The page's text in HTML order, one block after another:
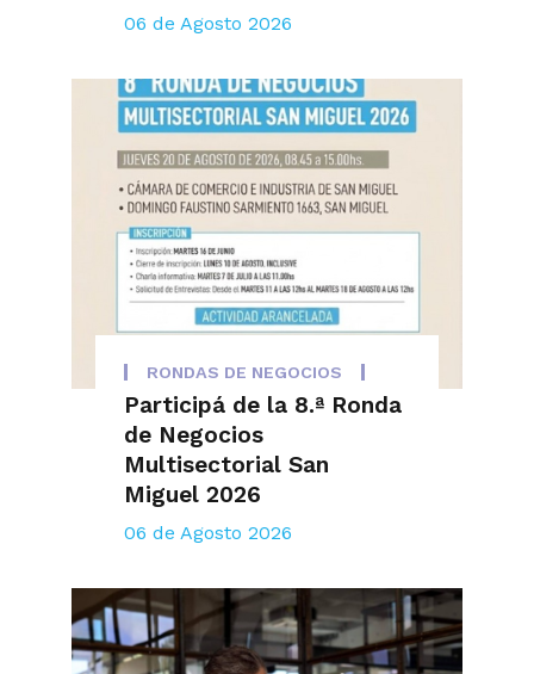
06 de Agosto 2026
RONDAS DE NEGOCIOS
Participá de la 8.ª Ronda
de Negocios
Multisectorial San
Miguel 2026
06 de Agosto 2026